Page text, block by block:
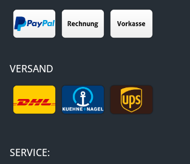
VERSAND
SERVICE: